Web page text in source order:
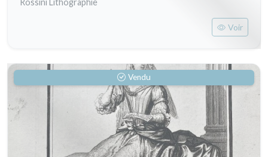
Rossini Lithographie
Voir
Vendu